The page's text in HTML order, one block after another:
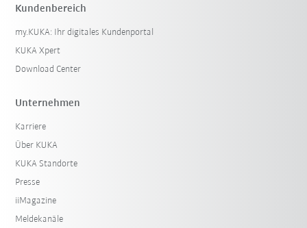
Kundenbereich
my.KUKA: Ihr digitales Kundenportal
KUKA Xpert
Download Center
Unternehmen
Karriere
Über KUKA
KUKA Standorte
Presse
iiMagazine
Meldekanäle